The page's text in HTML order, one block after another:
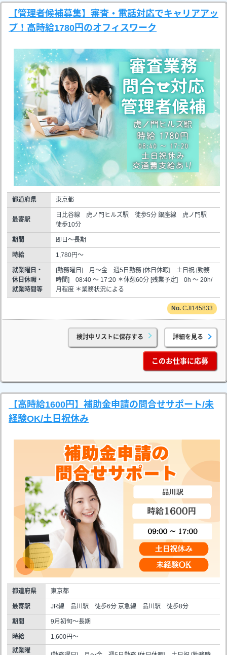
【管理者候補募集】審査・電話対応でキャリアアッ
プ！高時給1780円のオフィスワーク
都道府県 東京都
最寄駅
日比谷線 虎ノ門ヒルズ駅 徒歩5分 銀座線 虎ノ門駅
徒歩10分
期間 即日～長期
時給 1,780円～
就業曜日・
休日休暇・
就業時間等
[勤務曜日] 月～金 週5日勤務 [休日休暇] 土日祝 [勤務
時間] 08:40 ～ 17:20 ＊休憩60分 [残業予定] 0h ～ 20h/
月程度 ＊業務状況による
CJI145833
検討中リストに保存する 詳細を見る
このお仕事に応募
【高時給1600円】補助金申請の問合せサポート/未
経験OK/土日祝休み
都道府県 東京都
最寄駅 JR線 品川駅 徒歩6分 京急線 品川駅 徒歩8分
期間 9月初旬～長期
時給
1,600円～
就業曜